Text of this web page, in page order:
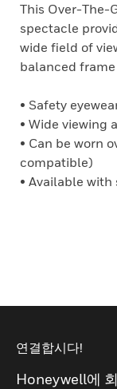
This Over-The-
spectacle
wide field of
balanced
• Safety
• Wide viewing
• Can be worn
compatible)
• Available
연결합시다!
Honeywell에